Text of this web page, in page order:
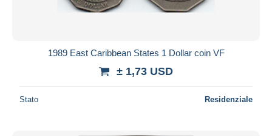
1989 East Caribbean States 1 Dollar coin VF
± 1,73 USD
Stato Residenziale